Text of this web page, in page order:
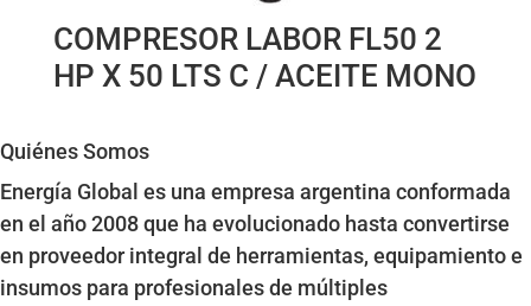
COMPRESOR LABOR FL50 2
HP X 50 LTS C / ACEITE MONO
Quiénes Somos
Energía Global es una empresa argentina conformada
en el año 2008 que ha evolucionado hasta convertirse
en proveedor integral de herramientas, equipamiento e
insumos para profesionales de múltiples